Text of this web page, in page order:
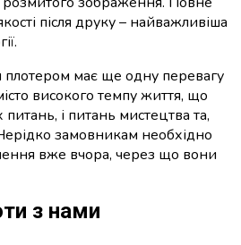
після друку – найважливіша
плотером має ще одну перевагу
високого темпу життя, що
питань, і питань мистецтва та,
замовникам необхідно
вже вчора, через що вони
з нами